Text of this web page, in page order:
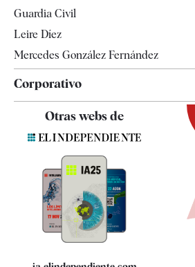
Guardia Civil
Leire Díez
Mercedes González Fernández
Corporativo
Contacto
Quiénes somos
Especificaciones
Otras webs de